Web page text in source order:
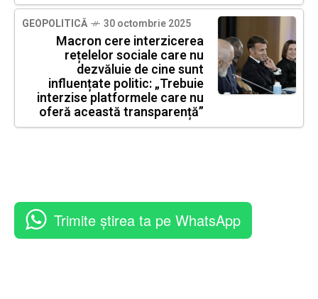
GEOPOLITICĂ 30 octombrie 2025
Macron cere interzicerea
rețelelor sociale care nu
dezvăluie de cine sunt
influențate politic: „Trebuie
interzise platformele care nu
oferă această transparență”
Trimite știrea ta pe WhatsApp